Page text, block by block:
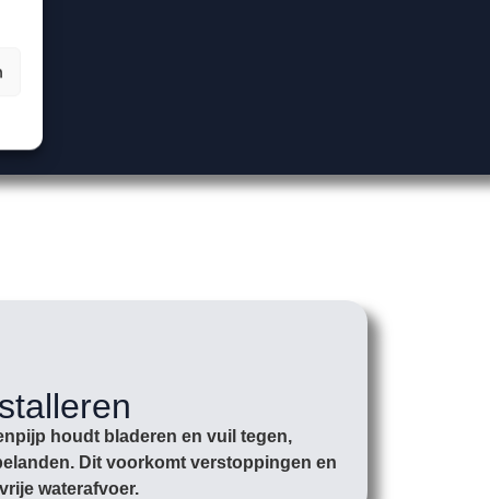
houdt bladeren en vuil tegen,
Dit voorkomt verstoppingen en
waterafvoer.